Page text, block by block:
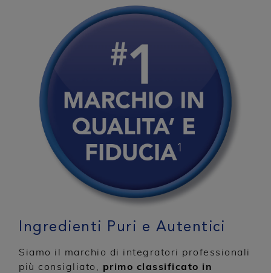
Ingredienti Puri e Autentici
Siamo il marchio di integratori professionali
più consigliato, primo classificato in